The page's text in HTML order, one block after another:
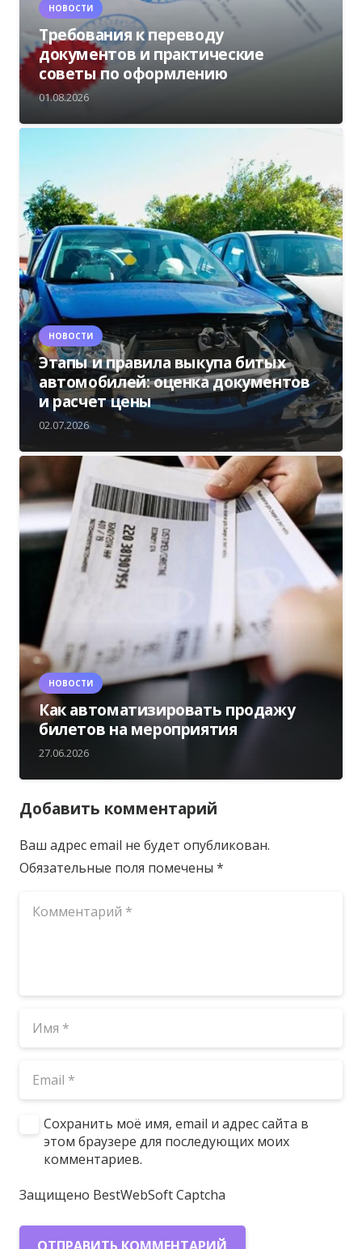
НОВОСТИ
Требования к переводу
документов и практические
советы по оформлению
01.08.2026
НОВОСТИ
Этапы и правила выкупа битых
автомобилей: оценка документов
и расчет цены
02.07.2026
НОВОСТИ
Как автоматизировать продажу
билетов на мероприятия
27.06.2026
Добавить комментарий
Ваш адрес email не будет опубликован.
Обязательные поля помечены *
Сохранить моё имя, email и адрес сайта в
этом браузере для последующих моих
комментариев.
Защищено BestWebSoft Captcha